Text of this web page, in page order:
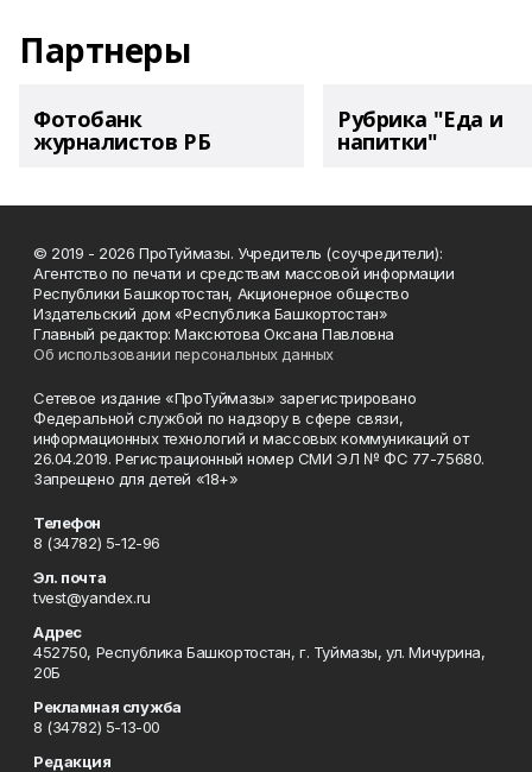
Партнеры
Фотобанк
журналистов РБ
Рубрика "Еда и
напитки"
© 2019 - 2026 ПроТуймазы. Учредитель (соучредители):
Агентство по печати и средствам массовой информации
Республики Башкортостан, Акционерное общество
Издательский дом «Республика Башкортостан»
Главный редактор: Максютова Оксана Павловна
Об использовании персональных данных
Сетевое издание «ПроТуймазы» зарегистрировано
Федеральной службой по надзору в сфере связи,
информационных технологий и массовых коммуникаций от
26.04.2019. Регистрационный номер СМИ ЭЛ № ФС 77-75680.
Запрещено для детей «18+»
Телефон
8 (34782) 5-12-96
Эл. почта
tvest@yandex.ru
Адрес
452750, Республика Башкортостан, г. Туймазы, ул. Мичурина,
20Б
Рекламная служба
8 (34782) 5-13-00
Редакция